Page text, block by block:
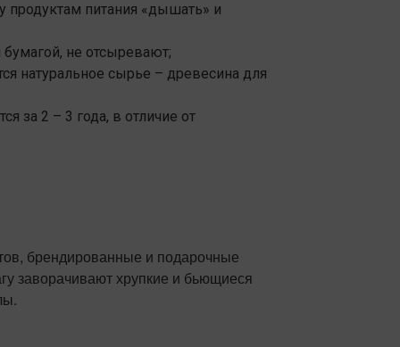
продуктам питания «дышать» и
не отсыревают;
натуральное сырье – древесина для
за 2 – 3 года, в отличие от
брендированные и подарочные
заворачивают хрупкие и бьющиеся